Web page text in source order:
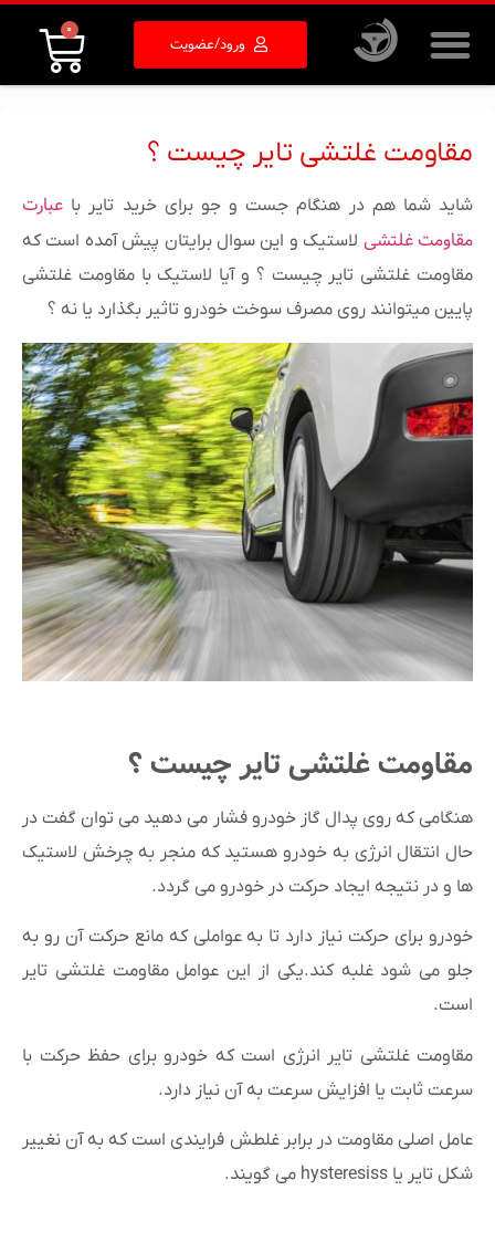
ورود/عضویت
0
مقاومت غلتشی تایر چیست ؟
شاید شما هم در هنگام جست و جو برای خرید تایر با عبارت
مقاومت غلتشی لاستیک و این سوال برایتان پیش آمده است که
مقاومت غلتشی تایر چیست ؟ و آیا لاستیک با مقاومت غلتشی
پایین میتوانند روی مصرف سوخت خودرو تاثیر بگذارد یا نه ؟
مقاومت غلتشی تایر چیست ؟
هنگامی که روی پدال گاز خودرو فشار می دهید می توان گفت در
حال انتقال انرژی به خودرو هستید که منجر به چرخش لاستیک
ها و در نتیجه ایجاد حرکت در خودرو می گردد.
خودرو برای حرکت نیاز دارد تا به عواملی که مانع حرکت آن رو به
جلو می شود غلبه کند.یکی از این عوامل مقاومت غلتشی تایر
است.
مقاومت غلتشی تایر انرژی است که خودرو برای حفظ حرکت با
سرعت ثابت یا افزایش سرعت به آن نیاز دارد.
عامل اصلی مقاومت در برابر غلطش فرایندی است که به آن نغییر
شکل تایر یا hysteresiss می گویند.